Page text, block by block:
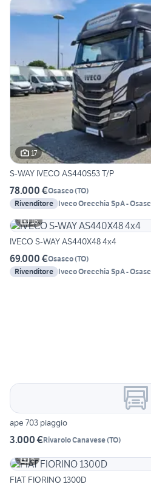
17
S-WAY IVECO AS440S53 T/P
78.000 €Osasco(TO)
Rivenditore Iveco Orecchia SpA -
16
IVECO S-WAY AS440X48 4x4
69.000 €Osasco(TO)
Rivenditore Iveco Orecchia SpA -
ape 703 piaggio
3.000 €Rivarolo Canavese(TO)
5
FIAT FIORINO 1300D